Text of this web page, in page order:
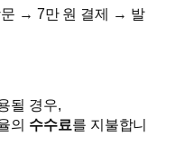
문 → 7만 원 결제 → 발
될 경우,
의 수수료를 지불합니